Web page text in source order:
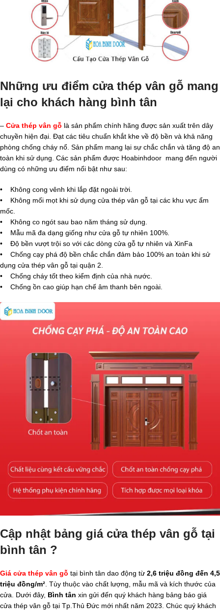
Những ưu điểm cửa thép vân gỗ mang
lại cho khách hàng bình tân
– Cửa thép vân gỗ là sản phẩm chính hãng được sản xuất trên dây
chuyền hiện đại. Đạt các tiêu chuẩn khắt khe về độ bền và khả năng
phòng chống cháy nổ. Sản phẩm mang lại sự chắc chắn và tăng độ an
toàn khi sử dụng. Các sản phẩm được Hoabinhdoor mang đến người
dùng có những ưu điểm nổi bật như sau:
• Không cong vênh khi lắp đặt ngoài trời.
• Không mối mọt khi sử dụng cửa thép vân gỗ tại các khu vực ẩm
mốc.
• Không co ngót sau bao năm tháng sử dụng.
• Mẫu mã đa dạng giống như cửa gỗ tự nhiên 100%.
• Độ bền vượt trội so với các dòng cửa gỗ tự nhiên và XinFa
• Chống cạy phá độ bền chắc chắn đảm bảo 100% an toàn khi sử
dụng cửa thép vân gỗ tại quận 2.
• Chống cháy tốt theo kiểm định của nhà nước.
• Chống ồn cao giúp hạn chế âm thanh bên ngoài.
Cập nhật bảng giá cửa thép vân gỗ tại
bình tân ?
Giá cửa thép vân gỗ tại bình tân dao động từ 2,6 triệu đồng đến 4,5
triệu đồng/m². Tùy thuộc vào chất lượng, mẫu mã và kích thước của
cửa. Dưới đây, Bình tân xin gửi đến quý khách hàng bảng báo giá
cửa thép vân gỗ tại Tp.Thủ Đức mới nhất năm 2023. Chúc quý khách